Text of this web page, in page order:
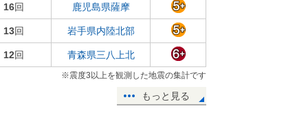
16回 鹿児島県薩摩
13回 岩手県内陸北部
12回 青森県三八上北
※震度3以上を観測した地震の集計です
もっと見る